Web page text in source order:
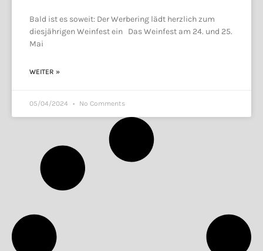
Bald ist es soweit: Der Werbering lädt herzlich zum
diesjährigen Weinfest ein Das Weinfest am 24. und 25.
Mai
WEITER »
05/04/2024 No Comments